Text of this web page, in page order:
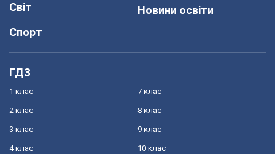
Світ
Спорт
Новини освіти
ГДЗ
1 клас
2 клас
3 клас
4 клас
7 клас
8 клас
9 клас
10 клас